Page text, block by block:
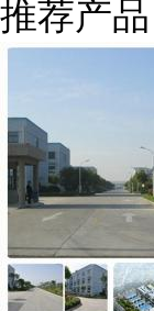
推荐产品